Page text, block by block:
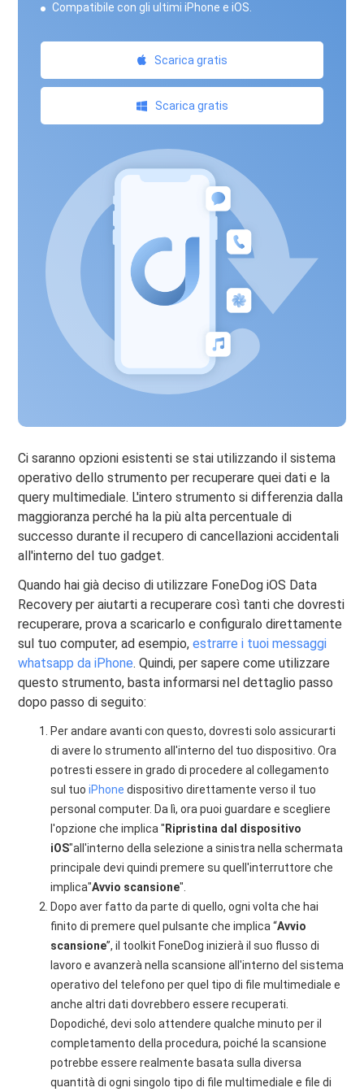
Compatibile con gli ultimi iPhone e iOS.
Scarica gratis
Scarica gratis
Ci saranno opzioni esistenti se stai utilizzando il sistema
operativo dello strumento per recuperare quei dati e la
query multimediale. L'intero strumento si differenzia dalla
maggioranza perché ha la più alta percentuale di
successo durante il recupero di cancellazioni accidentali
all'interno del tuo gadget.
Quando hai già deciso di utilizzare FoneDog iOS Data
Recovery per aiutarti a recuperare così tanti che dovresti
recuperare, prova a scaricarlo e configuralo direttamente
sul tuo computer, ad esempio,estrarre i tuoi messaggi
whatsapp da iPhone. Quindi, per sapere come utilizzare
questo strumento, basta informarsi nel dettaglio passo
dopo passo di seguito:
Per andare avanti con questo, dovresti solo assicurarti
di avere lo strumento all'interno del tuo dispositivo. Ora
potresti essere in grado di procedere al collegamento
sul tuoiPhone dispositivo direttamente verso il tuo
personal computer. Da lì, ora puoi guardare e scegliere
l'opzione che implica " Ripristina dal dispositivo
iOS"all'interno della selezione a sinistra nella schermata
principale devi quindi premere su quell'interruttore che
implica"Avvio scansione".
Dopo aver fatto da parte di quello, ogni volta che hai
finito di premere quel pulsante che implica “Avvio
scansione”, il toolkit FoneDog inizierà il suo flusso di
lavoro e avanzerà nella scansione all'interno del sistema
operativo del telefono per quel tipo di file multimediale e
anche altri dati dovrebbero essere recuperati.
Dopodiché, devi solo attendere qualche minuto per il
completamento della procedura, poiché la scansione
potrebbe essere realmente basata sulla diversa
quantità di ogni singolo tipo di file multimediale e file di